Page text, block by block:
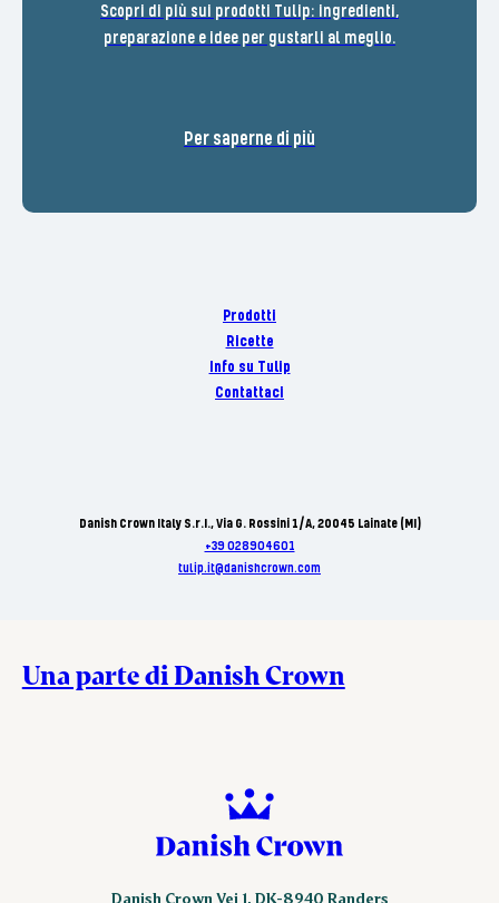
Scopri di più sui prodotti Tulip: ingredienti,
preparazione e idee per gustarli al meglio.
Per saperne di più
Prodotti
Ricette
Info su Tulip
Contattaci
Danish Crown Italy S.r.I., Via G. Rossini 1/A, 20045 Lainate (MI)
+39 028904601
tulip.it@danishcrown.com
Una parte di Danish Crown
Danish Crown Vej 1, DK-8940 Randers